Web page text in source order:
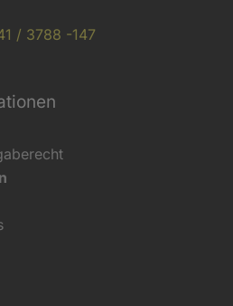
/ 3788 -147